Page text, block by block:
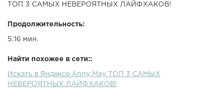
ТОП 3 САМЫХ НЕВЕРОЯТНЫХ ЛАЙФХАКОВ!
Сотрудничество: annymaywork@gmail.com►
Подписаться - Большое спасибо за лайк и подписку ♡►
ТОП 3 САМЫХ НЕВЕРОЯТНЫХ ЛАЙФХАКОВ!
Продолжительность:
5:16 мин.
Найти похожее в сети::
Искать в Яндексе Anny May ТОП 3 САМЫХ
НЕВЕРОЯТНЫХ ЛАЙФХАКОВ!